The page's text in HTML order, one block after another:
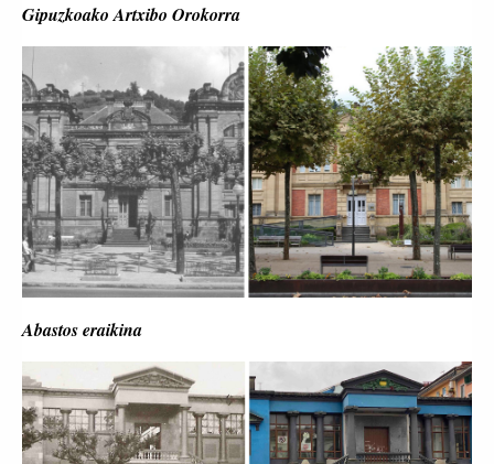
Gipuzkoako Artxibo Orokorra
Abastos eraikina